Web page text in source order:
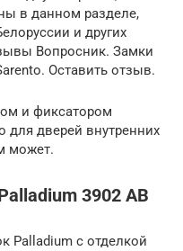
в данном разделе,
и других
Вопросник. Замки
Оставить отзыв.
и фиксатором
для дверей внутренних
может.
3902 AB
Palladium с отделкой